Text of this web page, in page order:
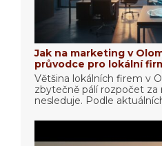
Jak na marketing v
průvodce pro lokální
Většina lokálních firem v
zbytečně pálí rozpočet
nesleduje. Podle